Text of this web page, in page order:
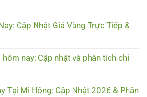
Cập Nhật Giá Vàng Trực Tiếp &
nay: Cập nhật và phân tích chi
Tại Mi Hồng: Cập Nhật 2026 & Phân